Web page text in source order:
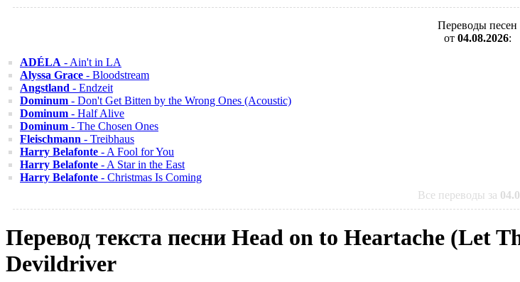
Переводы песен
от 04.08.2026:
ADÉLA - Ain't in LA
Alyssa Grace - Bloodstream
Angstland - Endzeit
Dominum - Don't Get Bitten by the Wrong Ones (Acoustic)
Dominum - Half Alive
Dominum - The Chosen Ones
Fleischmann - Treibhaus
Harry Belafonte - A Fool for You
Harry Belafonte - A Star in the East
Harry Belafonte - Christmas Is Coming
Все переводы за
Перевод текста песни Head on to Heartache (Let
Devildriver